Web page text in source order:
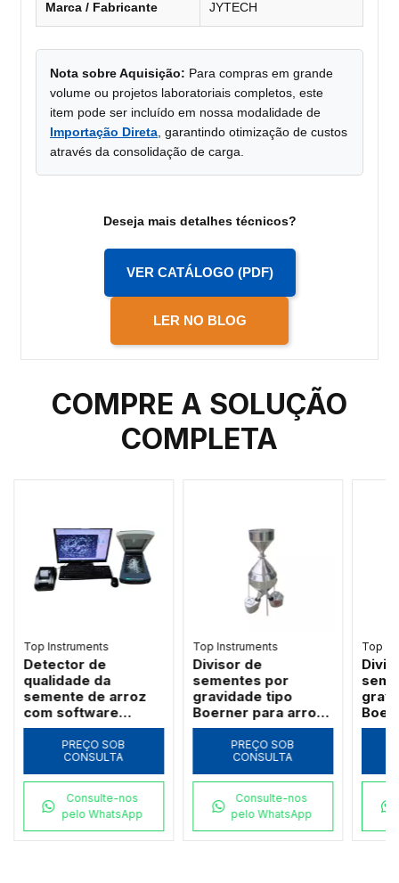
Marca / Fabricante JYTECH
Nota sobre Aquisição: Para compras em grande
volume ou projetos laboratoriais completos, este
item pode ser incluído em nossa modalidade de
Importação Direta , garantindo otimização de custos
através da consolidação de carga.
Deseja mais detalhes técnicos?
VER CATÁLOGO (PDF)
LER NO BLOG
COMPRE A SOLUÇÃO
COMPLETA
Top Instruments
Detector de
qualidade da
semente de arroz
com software
(comprimento,
largura, polimento) -
TPMZ-A
PREÇO SOB
CONSULTA
Consulte-nos
pelo WhatsApp
Top Instruments
Divisor de
sementes por
gravidade tipo
Boerner para arroz,
trigo e vegetais 500
g - JFYZB-II
PREÇO SOB
CONSULTA
Consulte-nos
pelo WhatsApp
Top